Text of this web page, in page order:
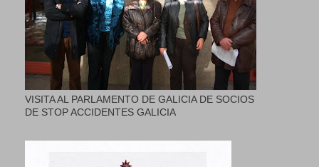
VISITA AL PARLAMENTO DE GALICIA DE SOCIOS
DE STOP ACCIDENTES GALICIA